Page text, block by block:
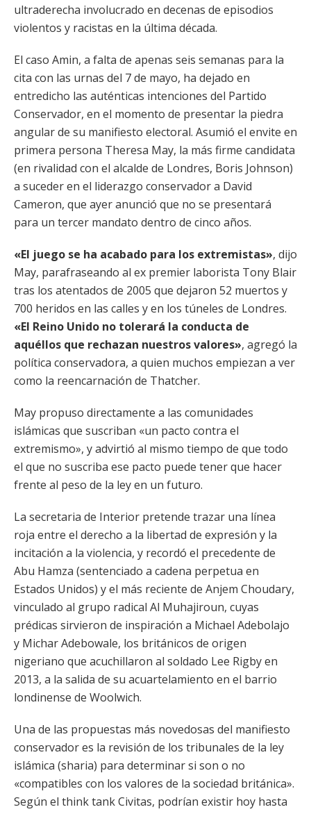
ultraderecha involucrado en decenas de episodios
violentos y racistas en la última década.
El caso Amin, a falta de apenas seis semanas para la
cita con las urnas del 7 de mayo, ha dejado en
entredicho las auténticas intenciones del Partido
Conservador, en el momento de presentar la piedra
angular de su manifiesto electoral. Asumió el envite en
primera persona Theresa May, la más firme candidata
(en rivalidad con el alcalde de Londres, Boris Johnson)
a suceder en el liderazgo conservador a David
Cameron, que ayer anunció que no se presentará
para un tercer mandato dentro de cinco años.
«El juego se ha acabado para los extremistas», dijo
May, parafraseando al ex premier laborista Tony Blair
tras los atentados de 2005 que dejaron 52 muertos y
700 heridos en las calles y en los túneles de Londres.
«El Reino Unido no tolerará la conducta de
aquéllos que rechazan nuestros valores», agregó la
política conservadora, a quien muchos empiezan a ver
como la reencarnación de Thatcher.
May propuso directamente a las comunidades
islámicas que suscriban «un pacto contra el
extremismo», y advirtió al mismo tiempo de que todo
el que no suscriba ese pacto puede tener que hacer
frente al peso de la ley en un futuro.
La secretaria de Interior pretende trazar una línea
roja entre el derecho a la libertad de expresión y la
incitación a la violencia, y recordó el precedente de
Abu Hamza (sentenciado a cadena perpetua en
Estados Unidos) y el más reciente de Anjem Choudary,
vinculado al grupo radical Al Muhajiroun, cuyas
prédicas sirvieron de inspiración a Michael Adebolajo
y Michar Adebowale, los británicos de origen
nigeriano que acuchillaron al soldado Lee Rigby en
2013, a la salida de su acuartelamiento en el barrio
londinense de Woolwich.
Una de las propuestas más novedosas del manifiesto
conservador es la revisión de los tribunales de la ley
islámica (sharia) para determinar si son o no
«compatibles con los valores de la sociedad británica».
Según el think tank Civitas, podrían existir hoy hasta